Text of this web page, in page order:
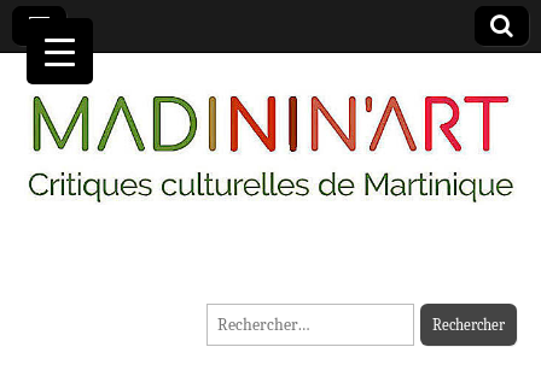
MADININ'ART
Rechercher :